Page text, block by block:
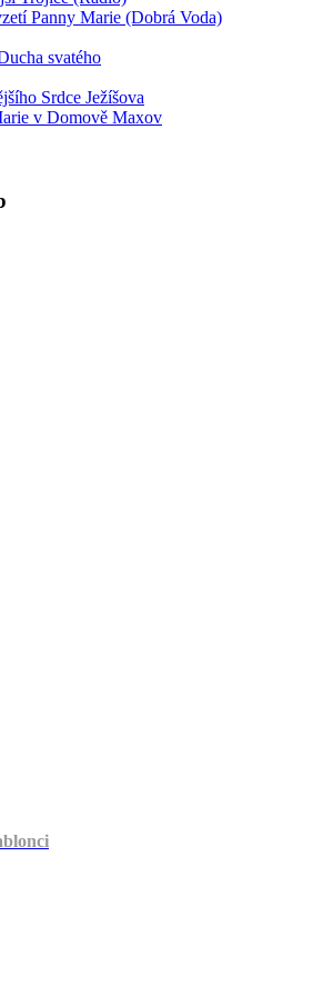
Panny Marie (Dobrá Voda)
svatého
Srdce Ježíšova
v Domově Maxov